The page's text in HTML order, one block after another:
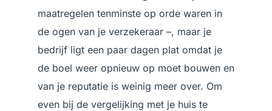
maatregelen tenminste op orde waren in
de ogen van je verzekeraar –, maar je
bedrijf ligt een paar dagen plat omdat je
de boel weer opnieuw op moet bouwen en
van je reputatie is weinig meer over. Om
even bij de vergelijking met je huis te